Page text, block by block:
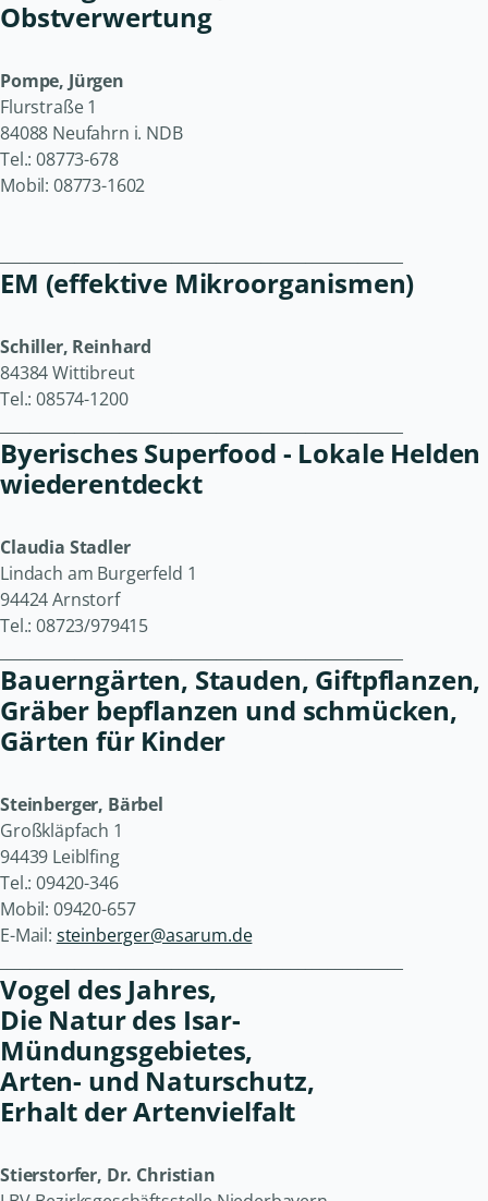
Obstverwertung
Pompe, Jürgen
Flurstraße 1
84088 Neufahrn i. NDB
Tel.: 08773-678
Mobil: 08773-1602
EM (effektive Mikroorganismen)
Schiller, Reinhard
84384 Wittibreut
Tel.: 08574-1200
Byerisches Superfood - Lokale Helden
wiederentdeckt
Claudia Stadler
Lindach am Burgerfeld 1
94424 Arnstorf
Tel.: 08723/979415
Bauerngärten, Stauden, Giftpflanzen,
Gräber bepflanzen und schmücken,
Gärten für Kinder
Steinberger, Bärbel
Großkläpfach 1
94439 Leiblfing
Tel.: 09420-346
Mobil: 09420-657
E-Mail: steinberger@asarum.de
Vogel des Jahres,
Die Natur des Isar-
Mündungsgebietes,
Arten- und Naturschutz,
Erhalt der Artenvielfalt
Stierstorfer, Dr. Christian